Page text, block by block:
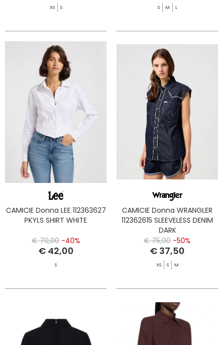
XS S S M L
CAMICIE Donna LEE 112363627
PKYLS SHIRT WHITE
€ 70,00 -40%
€ 42,00
S
CAMICIE Donna WRANGLER
112362615 SLEEVELESS DENIM
DARK
€ 75,00 -50%
€ 37,50
XS S M